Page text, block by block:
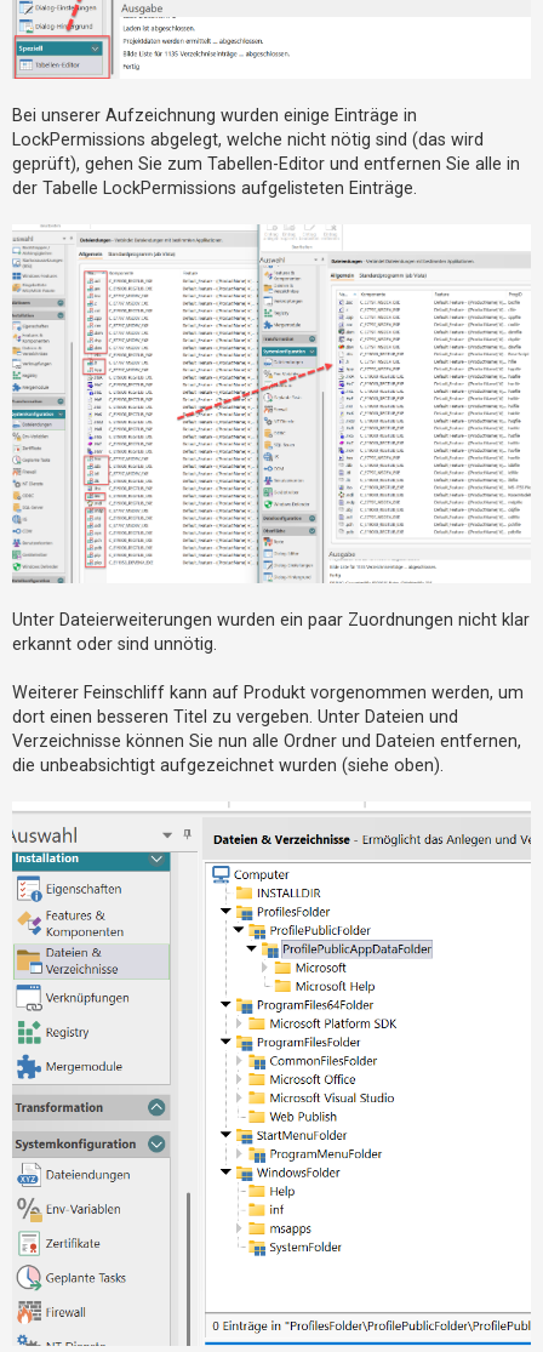
Bei unserer Aufzeichnung wurden einige Einträge in
LockPermissions abgelegt, welche nicht nötig sind (das wird
geprüft), gehen Sie zum Tabellen-Editor und entfernen Sie alle in
der Tabelle LockPermissions aufgelisteten Einträge.
Unter Dateierweiterungen wurden ein paar Zuordnungen nicht klar
erkannt oder sind unnötig.
Weiterer Feinschliff kann auf Produkt vorgenommen werden, um
dort einen besseren Titel zu vergeben. Unter Dateien und
Verzeichnisse können Sie nun alle Ordner und Dateien entfernen,
die unbeabsichtigt aufgezeichnet wurden (siehe oben).